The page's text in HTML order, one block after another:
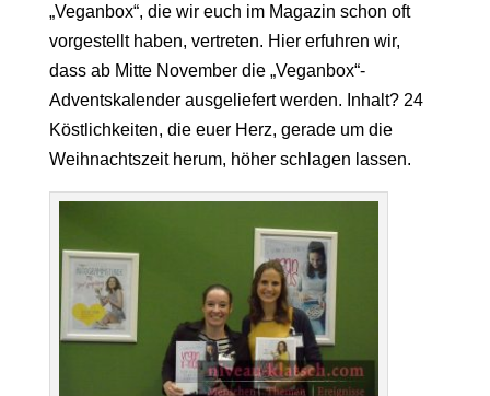
„Veganbox“, die wir euch im Magazin schon oft
vorgestellt haben, vertreten. Hier erfuhren wir,
dass ab Mitte November die „Veganbox“-
Adventskalender ausgeliefert werden. Inhalt? 24
Köstlichkeiten, die euer Herz, gerade um die
Weihnachtszeit herum, höher schlagen lassen.